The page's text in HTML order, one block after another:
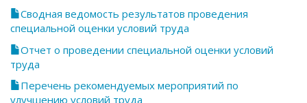
Сводная ведомость результатов проведения
специальной оценки условий труда
Отчет о проведении специальной оценки условий
труда
Перечень рекомендуемых мероприятий по
улучшению условий труда